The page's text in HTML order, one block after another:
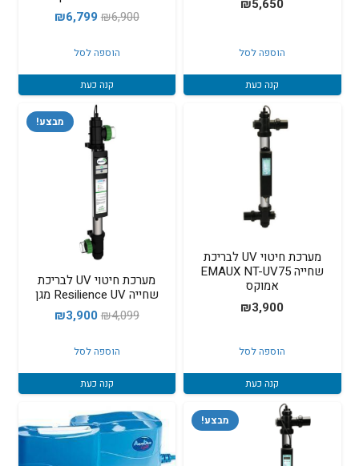
₪5,650
הוספה לסל
קנה כעת
₪6,900
המחיר
היה:
₪6,900.
₪6,799
₪6,799.
הוספה לסל
קנה כעת
מערכת חיטוי UV לבריכת
שחייה EMAUX NT-UV75
אמוקס
₪3,900
הוספה לסל
קנה כעת
מבצע!
מערכת חיטוי UV לבריכת
שחייה Resilience UV מגן
₪4,099
המחיר
היה:
₪4,099.
₪3,900
₪3,900.
הוספה לסל
קנה כעת
מבצע!